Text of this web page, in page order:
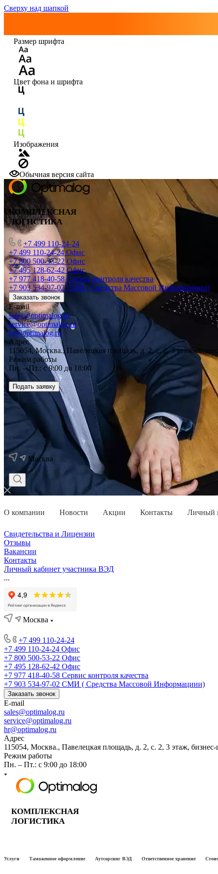
Сверху над шапкой
Размер шрифта
Цвет фона и шрифта
Изображения
Обычная версия сайта
КОМПЛЕКСНАЯ
ЛОГИСТИКА
+7 499 110-24-24
+7 499 110-24-24Офис
+7 800 500-53-22Офис
+7 495 128-62-42 Офис
+7 977 418-40-58Сервис контроля качества
+7 903 534-97-02СМИ ( Средства Массовой Информациии)
Заказать звонок
E-mail
sales@optimalog.ru
service@optimalog.ru
hr@optimalog.ru
Адрес
115054, Москва., Павелецкая площадь, д. 2, с. 2, 3 этаж,
Режим работы
Пн. – Пт.: с 9:00 до 18:00
Подать заявку
Москва
О компании Новости Акции Контакты Личный
Свидетельства и Лицензии
Отзывы
Вакансии
Контакты
Личный кабинет участника ВЭД
...
Москва
+7 499 110-24-24
+7 499 110-24-24 Офис
+7 800 500-53-22 Офис
+7 495 128-62-42 Офис
+7 977 418-40-58 Сервис контроля качества
+7 903 534-97-02 СМИ ( Средства Массовой Информациии)
Заказать звонок
E-mail
sales@optimalog.ru
service@optimalog.ru
hr@optimalog.ru
Адрес
115054, Москва., Павелецкая площадь, д. 2, с. 2, 3 этаж,
Режим работы
Пн. – Пт.: с 9:00 до 18:00
КОМПЛЕКСНАЯ
ЛОГИСТИКА
Услуги Таможенное оформление Аутсорсинг ВЭД Ответственное хранение